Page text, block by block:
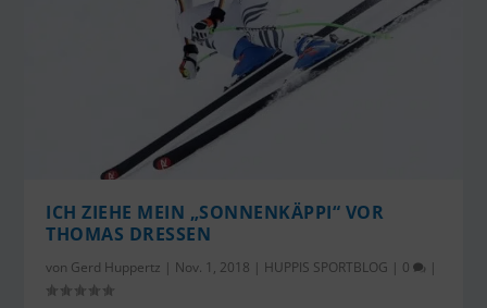
ICH ZIEHE MEIN „SONNENKÄPPI“ VOR
THOMAS DRESSEN
von Gerd Huppertz | Nov. 1, 2018 | HUPPIS SPORTBLOG | 0 |